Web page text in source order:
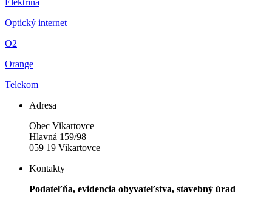
Optický internet
O2
Orange
Telekom
Adresa
Obec Vikartovce
Hlavná 159/98
059 19 Vikartovce
Kontakty
Podateľňa, evidencia obyvateľstva, stavebný úrad